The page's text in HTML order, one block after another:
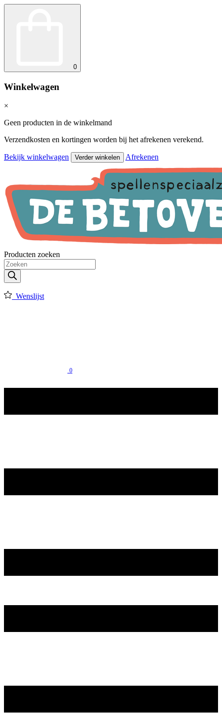
0
Winkelwagen
×
Geen producten in de winkelmand
Verzendkosten en kortingen worden bij het afrekenen verekend.
Bekijk winkelwagen Verder winkelen Afrekenen
Producten zoeken
Wenslijst
0